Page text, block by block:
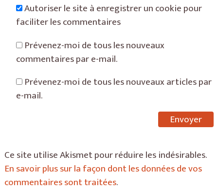
Autoriser le site à enregistrer un cookie pour
faciliter les commentaires
Prévenez-moi de tous les nouveaux
commentaires par e-mail.
Prévenez-moi de tous les nouveaux articles par
e-mail.
Ce site utilise Akismet pour réduire les indésirables.
En savoir plus sur la façon dont les données de vos
commentaires sont traitées.